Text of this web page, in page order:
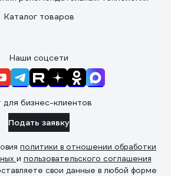
Каталог товаров
Наши соцсети
для бизнес-клиентов
Подать заявку
политики в отношении обработки
и пользовательского соглашения
свои данные в любой форме